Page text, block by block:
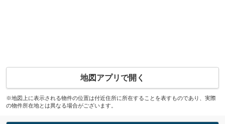
地図アプリで開く
※地図上に表示される物件の位置は付近住所に所在することを表すものであり、実際
の物件所在地とは異なる場合がございます。